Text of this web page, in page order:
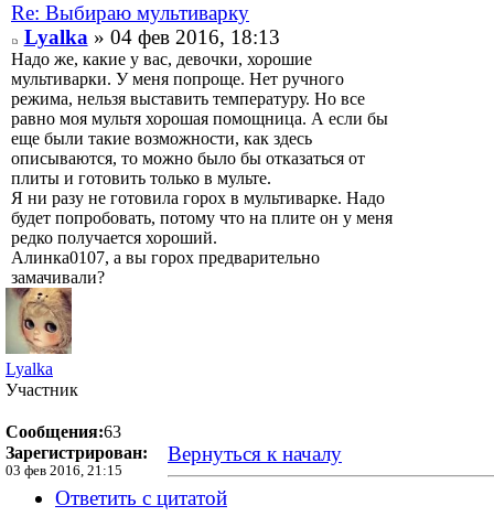
Re: Выбираю мультиварку
Lyalka» 04 фев 2016, 18:13
Надо же, какие у вас, девочки, хорошие
мультиварки. У меня попроще. Нет ручного
режима, нельзя выставить температуру. Но все
равно моя мультя хорошая помощница. А если бы
еще были такие возможности, как здесь
описываются, то можно было бы отказаться от
плиты и готовить только в мульте.
Я ни разу не готовила горох в мультиварке. Надо
будет попробовать, потому что на плите он у меня
редко получается хороший.
Алинка0107, а вы горох предварительно
замачивали?
Lyalka
Участник
Сообщения:63
Зарегистрирован:
03 фев 2016, 21:15
Вернуться к началу
Ответить с цитатой